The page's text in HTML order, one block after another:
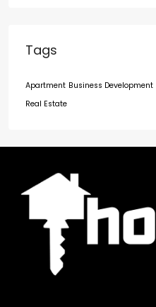
Tags
Apartment Business Development
Real Estate